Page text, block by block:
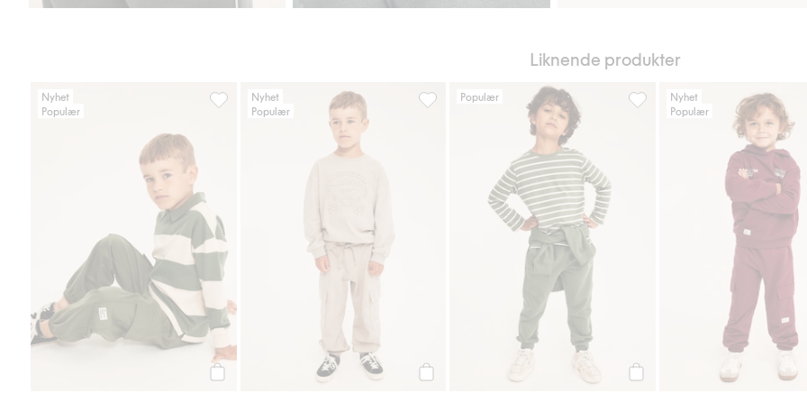
Liknende produkter
Nyhet
Populær
Joggebukse med cargolommer, Legg til i favoriter
Nyhet
Populær
Joggebukse med cargolommer, Legg til i favoriter
Populær
Kosebukse med børstet
Nyhet
Populær